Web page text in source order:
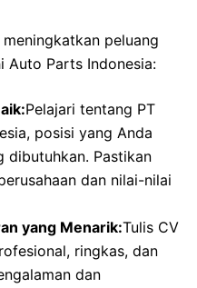
peluang
Auto Parts Indonesia:
Pelajari tentang PT
posisi yang Anda
dibutuhkan. Pastikan
dan nilai-nilai
yang Menarik:Tulis CV
ringkas, dan
dan